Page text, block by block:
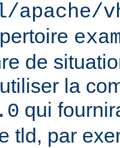
de
la
qui
tld, par